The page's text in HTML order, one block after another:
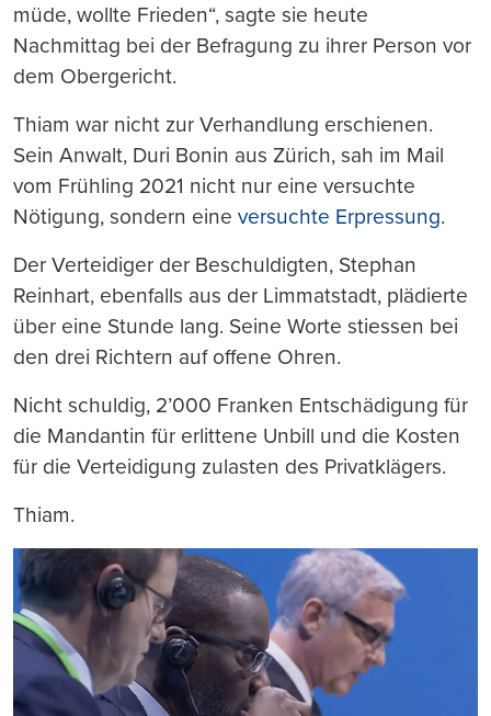
müde, wollte Frieden“, sagte sie heute
Nachmittag bei der Befragung zu ihrer Person vor
dem Obergericht.
Thiam war nicht zur Verhandlung erschienen.
Sein Anwalt, Duri Bonin aus Zürich, sah im Mail
vom Frühling 2021 nicht nur eine versuchte
Nötigung, sondern eine versuchte Erpressung.
Der Verteidiger der Beschuldigten, Stephan
Reinhart, ebenfalls aus der Limmatstadt, plädierte
über eine Stunde lang. Seine Worte stiessen bei
den drei Richtern auf offene Ohren.
Nicht schuldig, 2’000 Franken Entschädigung für
die Mandantin für erlittene Unbill und die Kosten
für die Verteidigung zulasten des Privatklägers.
Thiam.